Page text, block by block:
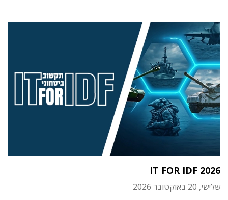
IT FOR IDF 2026
שלישי, 20 באוקטובר 2026